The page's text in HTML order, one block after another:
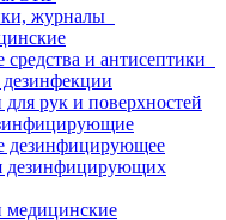
журналы
и антисептики
дезинфекции
рук и поверхностей
дезинфицирующее
дезинфицирующих
медицинские